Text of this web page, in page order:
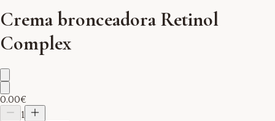
Crema bronceadora Retinol
Complex
0.00€
1